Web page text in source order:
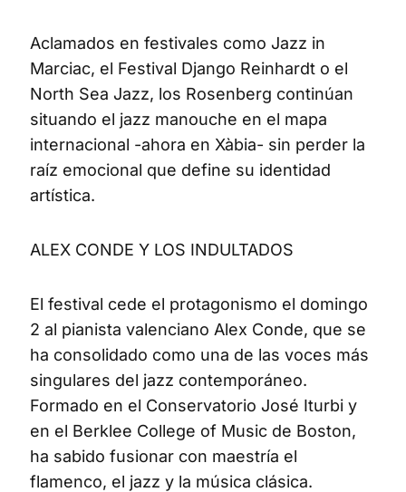
Aclamados en festivales como Jazz in
Marciac, el Festival Django Reinhardt o el
North Sea Jazz, los Rosenberg continúan
situando el jazz manouche en el mapa
internacional -ahora en Xàbia- sin perder la
raíz emocional que define su identidad
artística.
ALEX CONDE Y LOS INDULTADOS
El festival cede el protagonismo el domingo
2 al pianista valenciano Alex Conde, que se
ha consolidado como una de las voces más
singulares del jazz contemporáneo.
Formado en el Conservatorio José Iturbi y
en el Berklee College of Music de Boston,
ha sabido fusionar con maestría el
flamenco, el jazz y la música clásica.